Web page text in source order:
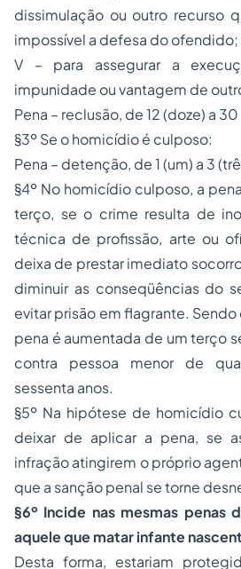
dissimulação ou outro recurso
impossível a defesa do ofendido;
V – para assegurar a
impunidade ou vantagem de
Pena – reclusão, de 12 (doze) a
§3º Se o homicídio é culposo:
Pena – detenção, de 1 (um) a 3
§4º No homicídio culposo, a
terço, se o crime resulta de
técnica de profissão, arte ou
deixa de prestar imediato
diminuir as conseqüências do
evitar prisão em flagrante.
pena é aumentada de um terço
contra pessoa menor de
sessenta anos.
§5º Na hipótese de homicídio
deixar de aplicar a pena, se
infração atingirem o próprio
que a sanção penal se torne
§6º Incide nas mesmas penas
aquele que matar infante
Desta forma, estariam